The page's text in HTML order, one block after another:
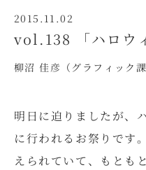
2015.11.02
vol.138 「ハロウ
柳沼 佳彦（グラフィック課
明日に迫りましたが、
に行われるお祭りです
えられていて、もとも